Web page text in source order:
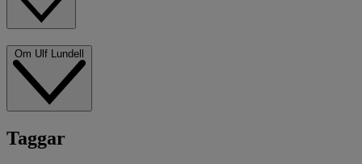
Taggar